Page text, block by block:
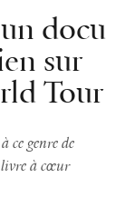
docu
sur
Tour
ce genre de
livre à cœur